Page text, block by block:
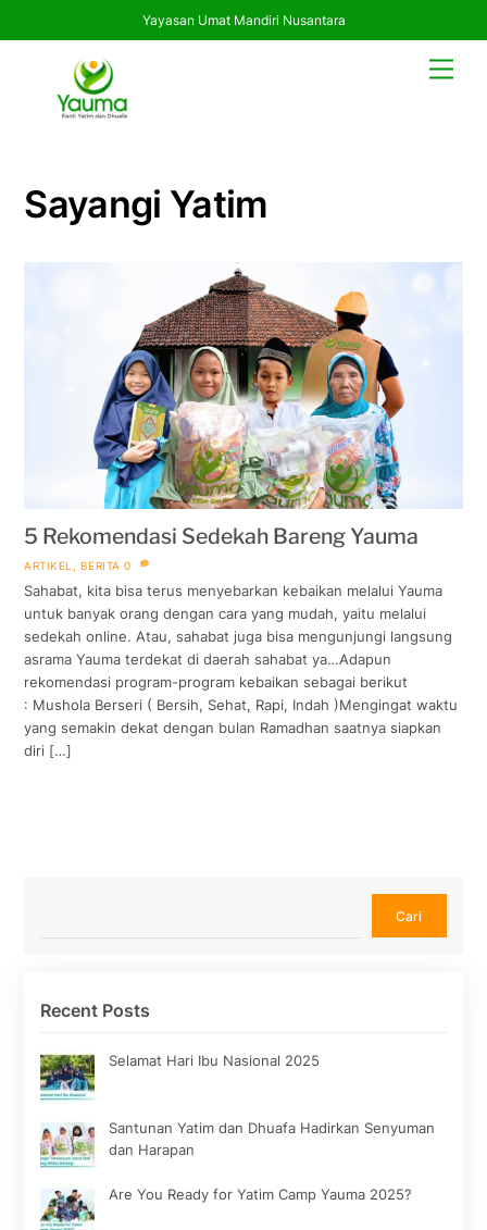
Yayasan Umat Mandiri Nusantara
Sayangi Yatim
5 Rekomendasi Sedekah Bareng Yauma
ARTIKEL BERITA 0
Sahabat, kita bisa terus menyebarkan kebaikan melalui Yauma
untuk banyak orang dengan cara yang mudah, yaitu melalui
sedekah online. Atau, sahabat juga bisa mengunjungi langsung
asrama Yauma terdekat di daerah sahabat ya…Adapun
rekomendasi program-program kebaikan sebagai berikut
: Mushola Berseri ( Bersih, Sehat, Rapi, Indah )Mengingat waktu
yang semakin dekat dengan bulan Ramadhan saatnya siapkan
diri […]
Cari
Recent Posts
Selamat Hari Ibu Nasional 2025
Santunan Yatim dan Dhuafa Hadirkan Senyuman
dan Harapan
Are You Ready for Yatim Camp Yauma 2025?